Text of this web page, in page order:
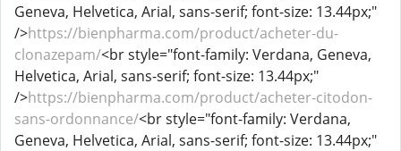
Geneva, Helvetica, Arial, sans-serif; font-size: 13.44px;"
/>https://bienpharma.com/product/acheter-du-
clonazepam/<br style="font-family: Verdana, Geneva,
Helvetica, Arial, sans-serif; font-size: 13.44px;"
/>https://bienpharma.com/product/acheter-citodon-
sans-ordonnance/<br style="font-family: Verdana,
Geneva, Helvetica, Arial, sans-serif; font-size: 13.44px;"